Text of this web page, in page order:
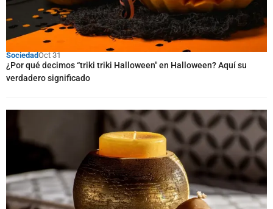
SociedadOct 31
¿Por qué decimos “triki triki Halloween" en Halloween? Aquí su
verdadero significado